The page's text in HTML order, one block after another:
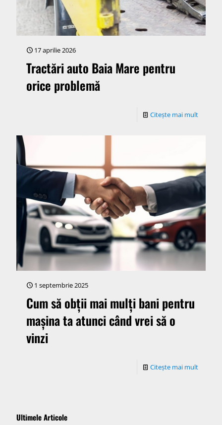
17 aprilie 2026
Tractări auto Baia Mare pentru
orice problemă
Citește mai mult
1 septembrie 2025
Cum să obții mai mulți bani pentru
mașina ta atunci când vrei să o
vinzi
Citește mai mult
Ultimele Articole